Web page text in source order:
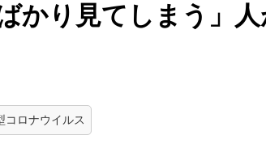
かり見てしまう」
コロナウイルス